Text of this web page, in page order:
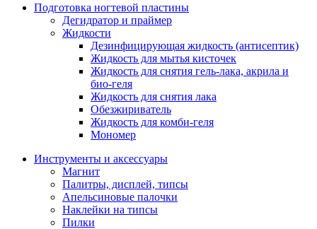
Подготовка ногтевой пластины
Дегидратор и праймер
Жидкости
Дезинфицирующая жидкость (антисептик)
Жидкость для мытья кисточек
Жидкость для снятия гель-лака, акрила и
био-геля
Жидкость для снятия лака
Обезжириватель
Жидкость для комби-геля
Мономер
Инструменты и аксессуары
Магнит
Палитры, дисплей, типсы
Апельсиновые палочки
Наклейки на типсы
Пилки